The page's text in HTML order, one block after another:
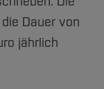
Dauer von
jährlich